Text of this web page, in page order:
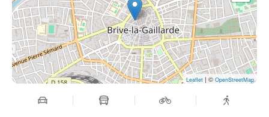
Leaflet | © OpenStreetMap